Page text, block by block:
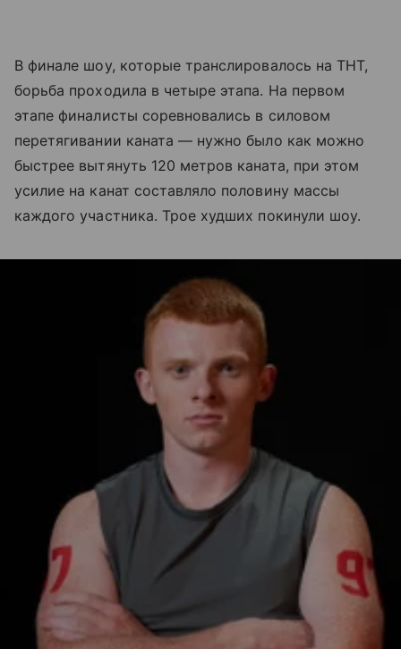
В финале шоу, которые транслировалось на ТНТ,
борьба проходила в четыре этапа. На первом
этапе финалисты соревновались в силовом
перетягивании каната — нужно было как можно
быстрее вытянуть 120 метров каната, при этом
усилие на канат составляло половину массы
каждого участника. Трое худших покинули шоу.